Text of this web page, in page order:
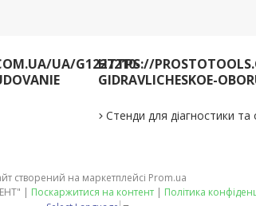
UA/G1227210-
HTTPS://
GIDRAVLICHESKOE-
Стенди для діагностики
створений на маркетплейсі Prom.ua
Магазин "АВТОІНСТРУМЕНТ" | Поскаржитися на контент | Політика